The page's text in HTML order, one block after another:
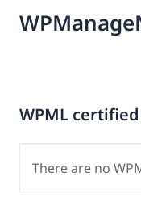
WPML
There are no